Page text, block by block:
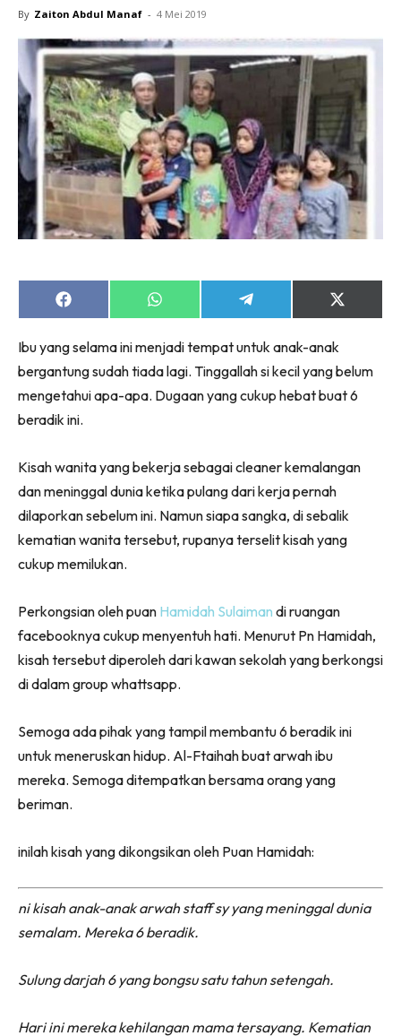
By Zaiton Abdul Manaf - 4 Mei 2019
Share
on
Share
on
Share
on
Share
on
(Twitter)
Ibu yang selama ini menjadi tempat untuk anak-anak
bergantung sudah tiada lagi. Tinggallah si kecil yang belum
mengetahui apa-apa. Dugaan yang cukup hebat buat 6
beradik ini.
Kisah wanita yang bekerja sebagai cleaner kemalangan
dan meninggal dunia ketika pulang dari kerja pernah
dilaporkan sebelum ini. Namun siapa sangka, di sebalik
kematian wanita tersebut, rupanya terselit kisah yang
cukup memilukan.
Perkongsian oleh puan Hamidah Sulaiman di ruangan
facebooknya cukup menyentuh hati. Menurut Pn Hamidah,
kisah tersebut diperoleh dari kawan sekolah yang berkongsi
di dalam group whattsapp.
Semoga ada pihak yang tampil membantu 6 beradik ini
untuk meneruskan hidup. Al-Ftaihah buat arwah ibu
mereka. Semoga ditempatkan bersama orang yang
beriman.
inilah kisah yang dikongsikan oleh Puan Hamidah:
ni kisah anak-anak arwah staff sy yang meninggal dunia
semalam. Mereka 6 beradik.
Sulung darjah 6 yang bongsu satu tahun setengah.
Hari ini mereka kehilangan mama tersayang. Kematian